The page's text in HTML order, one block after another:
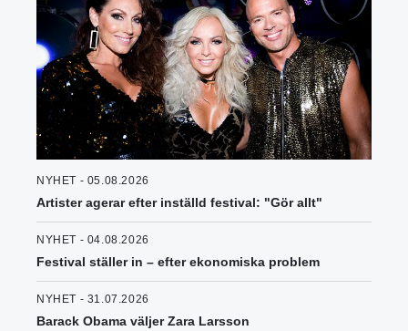
NYHET - 05.08.2026
Artister agerar efter inställd festival: "Gör allt"
NYHET - 04.08.2026
Festival ställer in – efter ekonomiska problem
NYHET - 31.07.2026
Barack Obama väljer Zara Larsson